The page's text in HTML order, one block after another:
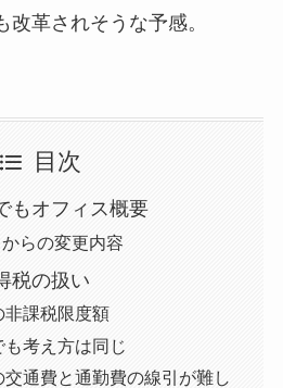
改革されそうな予感。
目次
もオフィス概要
らの変更内容
税の扱い
非課税限度額
考え方は同じ
交通費と通勤費の線引が難し